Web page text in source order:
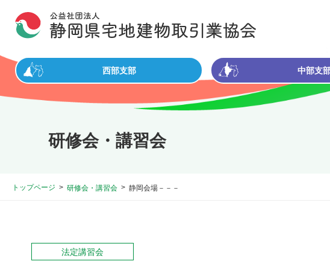
西部支部 中部支
研修会・講習会
トップページ 研修会・講習会 静岡会場－－－
法定講習会